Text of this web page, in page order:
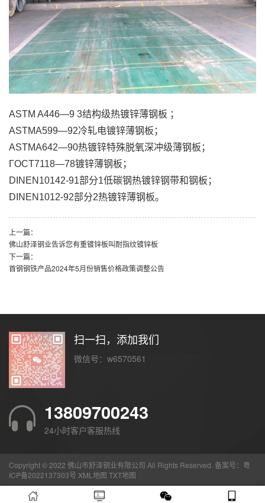
ASTM A446—9 3结构级热镀锌薄钢板 ；
ASTMA599—92冷轧电镀锌薄钢板；
ASTMA642—90热镀锌特殊脱氧深冲级薄钢板；
ΓOCT7118—78镀锌薄钢板；
DINEN10142-91部分1低碳钢热镀锌钢带和钢板；
DINEN1012-92部分2热镀锌薄钢板。
上一篇：
佛山舒泽钢业告诉您有重镀锌板叫耐指纹镀锌板
下一篇：
首钢钢铁产品2024年5月份销售价格政策调整公告
扫一扫，添加我们
微信号：w6570561
13809700243
24小时客户客服热线
Copyright © 2022 佛山市舒泽钢业有限公司 All Rights Reserved. 备案号： 粤
ICP备2022137303号 XML地图 TXT地图